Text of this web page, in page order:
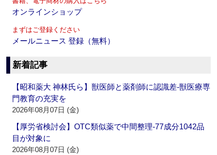
オンラインショップ
まずはご登録ください
メールニュース 登録（無料）
新着記事
【昭和薬大 神林氏ら】獣医師と薬剤師に認識差‐獣医療専
門教育の充実を
2026年08月07日 (金)
【厚労省検討会】OTC類似薬で中間整理‐77成分1042品
目が対象に
2026年08月07日 (金)